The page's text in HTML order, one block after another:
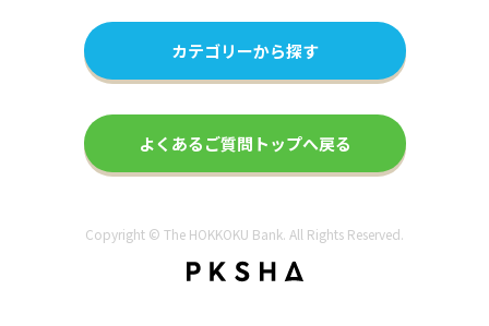
カテゴリーから探す
よくあるご質問トップへ戻る
Copyright © The HOKKOKU Bank. All Rights Reserved.